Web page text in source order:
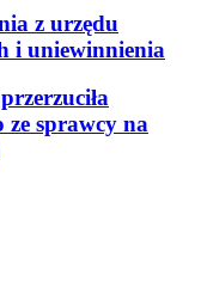
z urzędu
i uniewinnienia
ze sprawcy na